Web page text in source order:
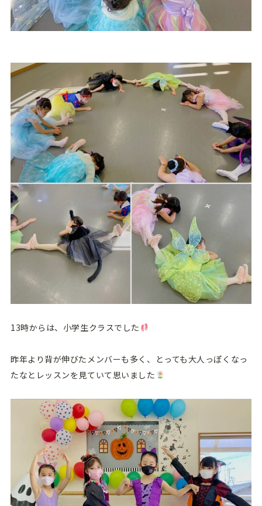
13時からは、小学生クラスでした
昨年より背が伸びたメンバーも多く、とっても大人っぽくなっ
たなとレッスンを見ていて思いました